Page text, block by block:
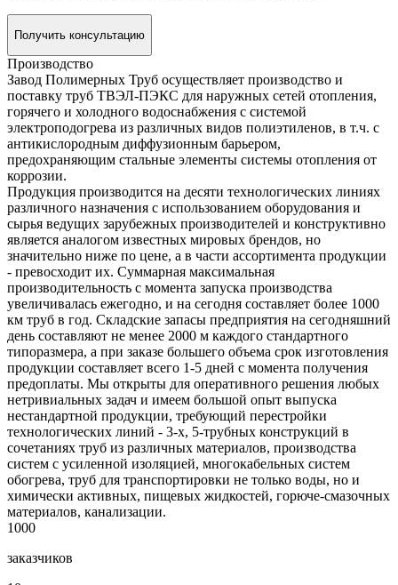
Получить консультацию
Производство
Завод Полимерных Труб осуществляет производство и
поставку труб ТВЭЛ-ПЭКС для наружных сетей отопления,
горячего и холодного водоснабжения с системой
электроподогрева из различных видов полиэтиленов, в т.ч. с
антикислородным диффузионным барьером,
предохраняющим стальные элементы системы отопления от
коррозии.
Продукция производится на десяти технологических линиях
различного назначения с использованием оборудования и
сырья ведущих зарубежных производителей и конструктивно
является аналогом известных мировых брендов, но
значительно ниже по цене, а в части ассортимента продукции
- превосходит их. Суммарная максимальная
производительность с момента запуска производства
увеличивалась ежегодно, и на сегодня составляет более 1000
км труб в год. Складские запасы предприятия на сегодняшний
день составляют не менее 2000 м каждого стандартного
типоразмера, а при заказе большего объема срок изготовления
продукции составляет всего 1-5 дней с момента получения
предоплаты. Мы открыты для оперативного решения любых
нетривиальных задач и имеем большой опыт выпуска
нестандартной продукции, требующий перестройки
технологических линий - 3-х, 5-трубных конструкций в
сочетаниях труб из различных материалов, производства
систем с усиленной изоляцией, многокабельных систем
обогрева, труб для транспортировки не только воды, но и
химически активных, пищевых жидкостей, горюче-смазочных
материалов, канализации.
1000
заказчиков